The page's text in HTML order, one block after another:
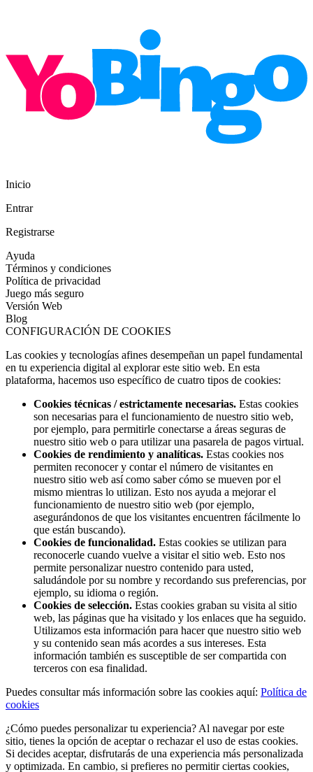
Inicio
Entrar
Registrarse
Ayuda
Términos y condiciones
Política de privacidad
Juego más seguro
Versión Web
Blog
CONFIGURACIÓN DE COOKIES
Las cookies y tecnologías afines desempeñan un papel fundamental
en tu experiencia digital al explorar este sitio web. En esta
plataforma, hacemos uso específico de cuatro tipos de cookies:
Cookies técnicas / estrictamente necesarias. Estas cookies
son necesarias para el funcionamiento de nuestro sitio web,
por ejemplo, para permitirle conectarse a áreas seguras de
nuestro sitio web o para utilizar una pasarela de pagos virtual.
Cookies de rendimiento y analíticas. Estas cookies nos
permiten reconocer y contar el número de visitantes en
nuestro sitio web así como saber cómo se mueven por el
mismo mientras lo utilizan. Esto nos ayuda a mejorar el
funcionamiento de nuestro sitio web (por ejemplo,
asegurándonos de que los visitantes encuentren fácilmente lo
que están buscando).
Cookies de funcionalidad. Estas cookies se utilizan para
reconocerle cuando vuelve a visitar el sitio web. Esto nos
permite personalizar nuestro contenido para usted,
saludándole por su nombre y recordando sus preferencias, por
ejemplo, su idioma o región.
Cookies de selección. Estas cookies graban su visita al sitio
web, las páginas que ha visitado y los enlaces que ha seguido.
Utilizamos esta información para hacer que nuestro sitio web
y su contenido sean más acordes a sus intereses. Esta
información también es susceptible de ser compartida con
terceros con esa finalidad.
Puedes consultar más información sobre las cookies aquí: Política de
cookies
¿Cómo puedes personalizar tu experiencia? Al navegar por este
sitio, tienes la opción de aceptar o rechazar el uso de estas cookies.
Si decides aceptar, disfrutarás de una experiencia más personalizada
y optimizada. En cambio, si prefieres no permitir ciertas cookies,